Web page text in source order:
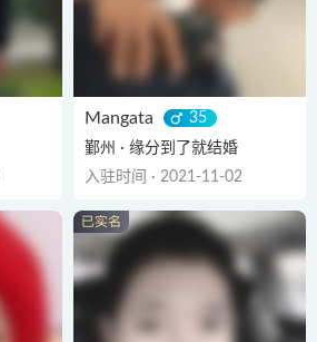
Mangata
35
鄞州 · 缘分到了就结婚
入驻时间 · 2021-11-02